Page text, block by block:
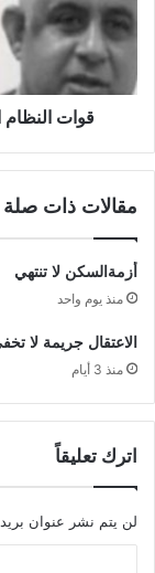
قوات النظام
مقالات ذات صلة
أزمةالسكن لا تنتهي
منذ يوم واحد
الاعتقال جريمة لا
منذ 3 أيام
اترك تعليقاً
لن يتم نشر عنوان